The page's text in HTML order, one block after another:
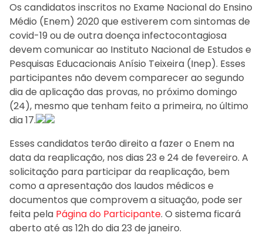
Os candidatos inscritos no Exame Nacional do Ensino
Médio (Enem) 2020 que estiverem com sintomas de
covid-19 ou de outra doença infectocontagiosa
devem comunicar ao Instituto Nacional de Estudos e
Pesquisas Educacionais Anísio Teixeira (Inep). Esses
participantes não devem comparecer ao segundo
dia de aplicação das provas, no próximo domingo
(24), mesmo que tenham feito a primeira, no último
dia 17.
Esses candidatos terão direito a fazer o Enem na
data da reaplicação, nos dias 23 e 24 de fevereiro. A
solicitação para participar da reaplicação, bem
como a apresentação dos laudos médicos e
documentos que comprovem a situação, pode ser
feita pela Página do Participante. O sistema ficará
aberto até as 12h do dia 23 de janeiro.